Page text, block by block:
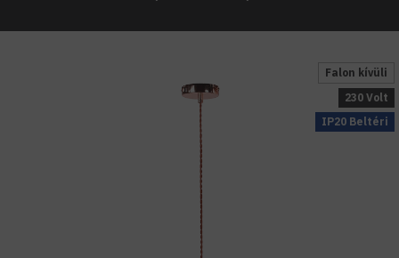
Falon kívüli
IP20 Beltéri
230 Volt